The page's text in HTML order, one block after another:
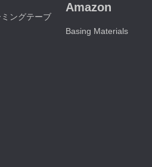
ングテーブ
Amazon
Basing Materials